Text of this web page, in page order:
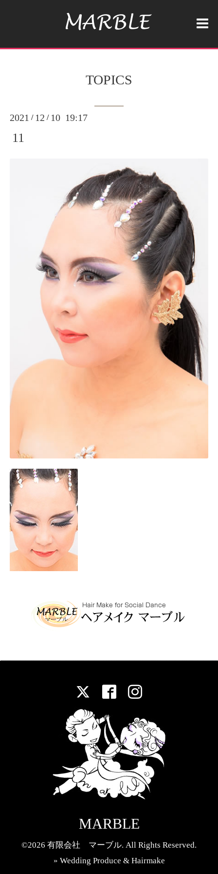
TOPICS
2021 / 12 / 10 19:17
11
MARBLE
©2026 有限会社 マーブル. All Rights Reserved.
» Wedding Produce & Hairmake